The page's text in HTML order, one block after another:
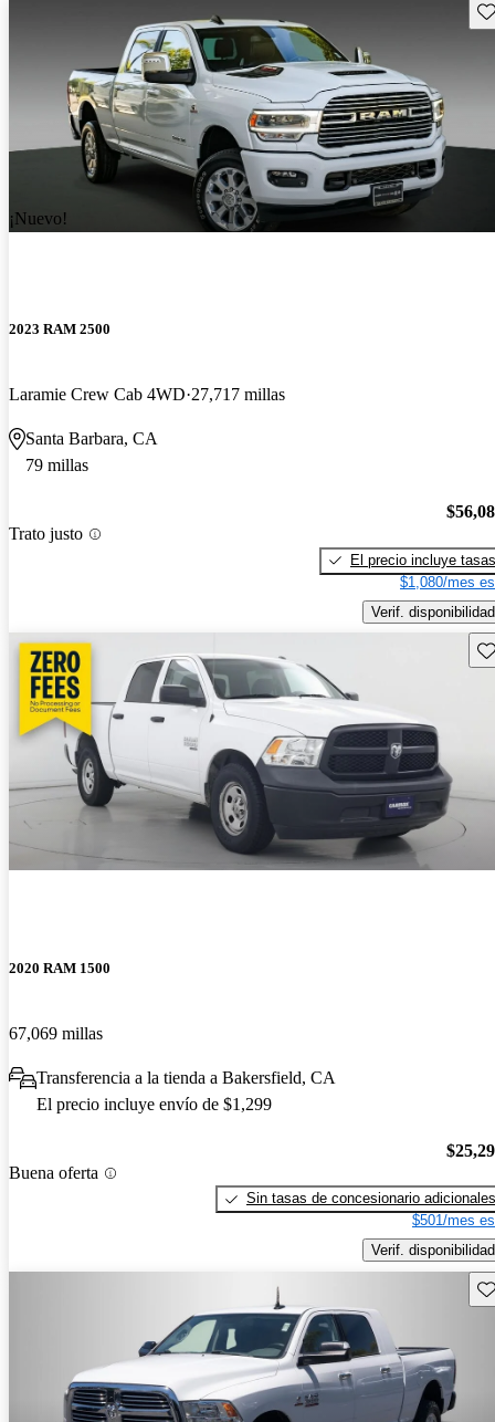
¡Nuevo!
2023 RAM 2500
Laramie Crew Cab 4WD 27,717 millas
Santa Barbara, CA
79 millas
Trato justo
El precio incluye tasas
$1,080/mes
Verif. disponibilidad
2020 RAM 1500
67,069 millas
Transferencia a la tienda a Bakersfield, CA
El precio incluye envío de $1,299
Buena oferta
Sin tasas de concesionario adicionales
$501/mes
Verif. disponibilidad